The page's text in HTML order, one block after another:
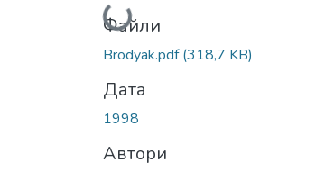
Вантажиться...
Файли
Brodyak.pdf(318,7 KB)
Дата
1998
Автори